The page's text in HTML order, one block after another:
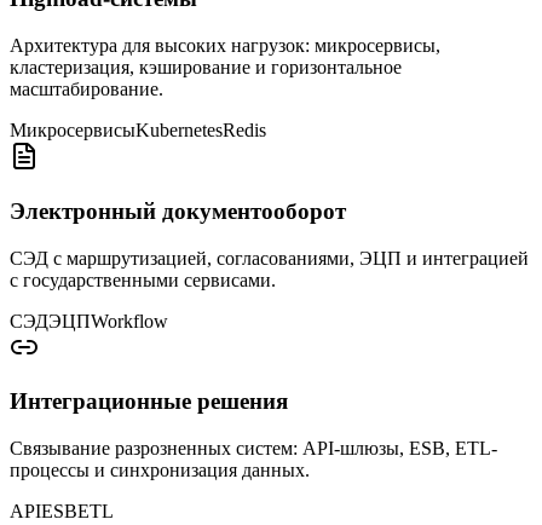
Архитектура для высоких нагрузок: микросервисы,
кластеризация, кэширование и горизонтальное
масштабирование.
МикросервисыKubernetesRedis
Электронный документооборот
СЭД с маршрутизацией, согласованиями, ЭЦП и интеграцией
с государственными сервисами.
СЭДЭЦПWorkflow
Интеграционные решения
Связывание разрозненных систем: API-шлюзы, ESB, ETL-
процессы и синхронизация данных.
APIESBETL